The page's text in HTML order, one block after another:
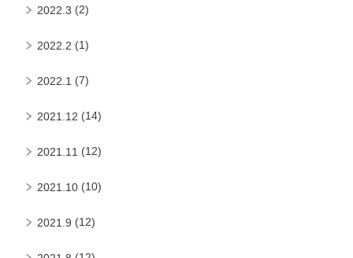
2022.3 (2)
2022.2 (1)
2022.1 (7)
2021.12 (14)
2021.11 (12)
2021.10 (10)
2021.9 (12)